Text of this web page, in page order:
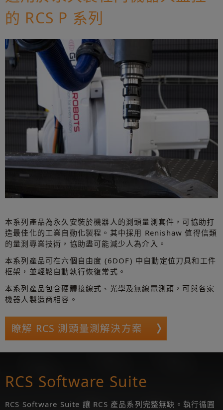
的 RCS P 系列
本系列產品為永久安裝於機器人的測頭量測套件，可協助打
造最佳化的工業自動化製程。其中採用 Renishaw 值得信類
的量測專業技術，協助盡可能減少人為介入。
本系列產品可在六個自由度 (6DOF) 中自動定位刀具和工件
框架，並輕鬆自動執行恢復常式。
本系列產品包含硬體接線式、光學及無線電測頭，可與各家
機器人製造商相容。
瞭解 RCS 測頭量測解決方案
RCS Software Suite
RCS Software Suite 讓 RCS 產品系列完整無缺。執行循圓